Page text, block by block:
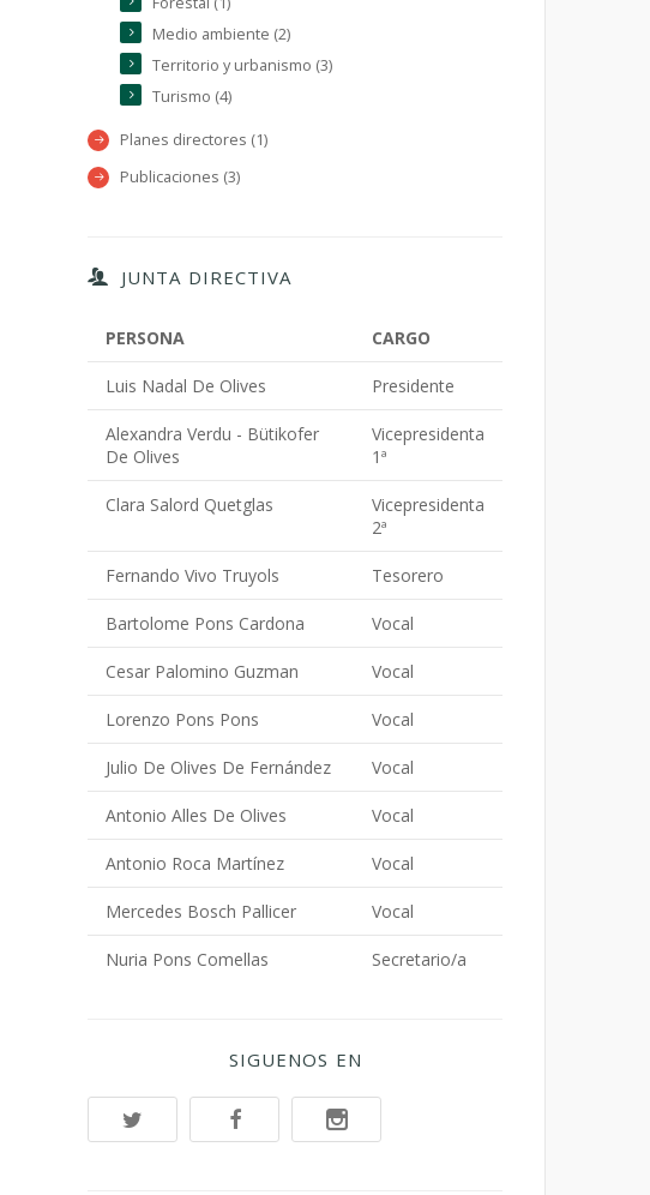
Medio ambiente (2)
Territorio y urbanismo (3)
Turismo (4)
Planes directores (1)
Publicaciones (3)
JUNTA DIRECTIVA
PERSONA CARGO
Luis Nadal De Olives Presidente
Alexandra Verdu - Bütikofer
De Olives
Vicepresidenta
1ª
Clara Salord Quetglas
Vicepresidenta
2ª
Fernando Vivo Truyols Tesorero
Bartolome Pons Cardona Vocal
Cesar Palomino Guzman Vocal
Lorenzo Pons Pons Vocal
Julio De Olives De Fernández Vocal
Antonio Alles De Olives Vocal
Antonio Roca Martínez Vocal
Mercedes Bosch Pallicer Vocal
Nuria Pons Comellas Secretario/a
SIGUENOS EN